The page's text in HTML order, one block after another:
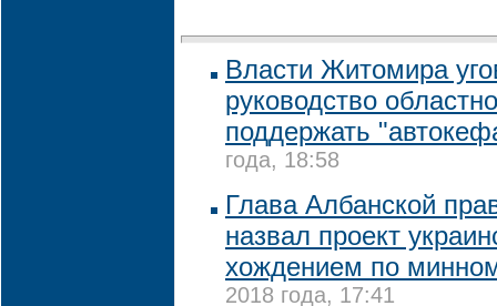
Власти Житомира
руководство
поддержать
года, 18:58
Глава Албанской
назвал проект
хождением по
2018 года, 17:41